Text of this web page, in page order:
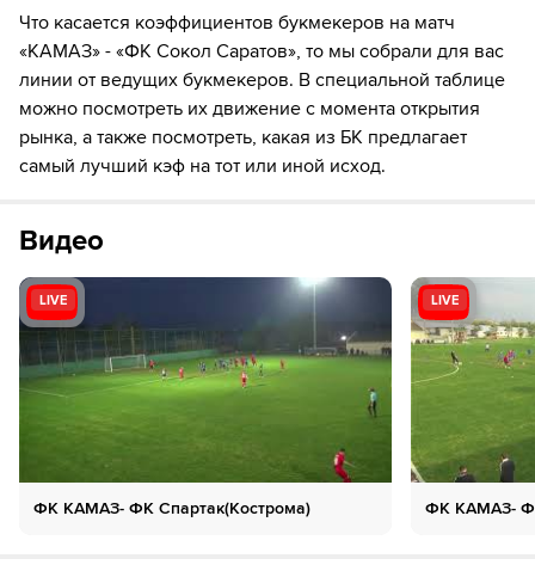
90´+2
Игрок "КАМАЗ" Артур Анисимов получает жёлтую
90´+2
Игрок "ФК Сокол Саратов" Тимур Крайков
получает жёлтую карточку
90´+4
Замена "ФК Сокол Саратов": Роман Пасевич ↔
90´+5
Игрок "КАМАЗ" Руслан Аюкин получает жёлтую
Что касается коэффициентов букмекеров на матч
«КАМАЗ» - «ФК Сокол Саратов», то мы собрали для вас
линии от ведущих букмекеров. В специальной таблице
можно посмотреть их движение с момента открытия
рынка, а также посмотреть, какая из БК предлагает
самый лучший кэф на тот или иной исход.
Видео
LIVE
ФК КАМАЗ- ФК Спартак(Кострома)
LIVE
ФК КАМАЗ-